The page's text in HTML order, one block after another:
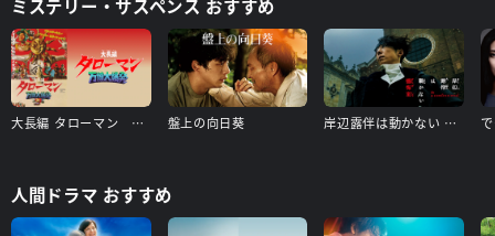
ミステリー・サスペンス おすすめ
大長編 タローマン 万博大爆発（本編）＋【配信限定】山口一郎登壇舞台挨拶（タローマン付き） 特典映像付き 盤上の向日葵 岸辺露伴は動かない 懺悔室
人間ドラマ おすすめ